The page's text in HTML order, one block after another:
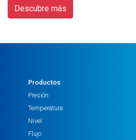
Descubre más
Productos
Presión
Temperatura
Nivel
Flujo